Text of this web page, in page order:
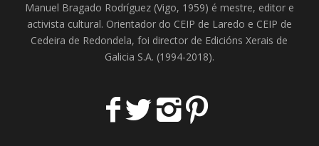
Manuel Bragado Rodríguez (Vigo, 1959) é mestre, editor e
activista cultural. Orientador do CEIP de Laredo e CEIP de
Cedeira de Redondela, foi director de Edicións Xerais de
Galicia S.A. (1994-2018).